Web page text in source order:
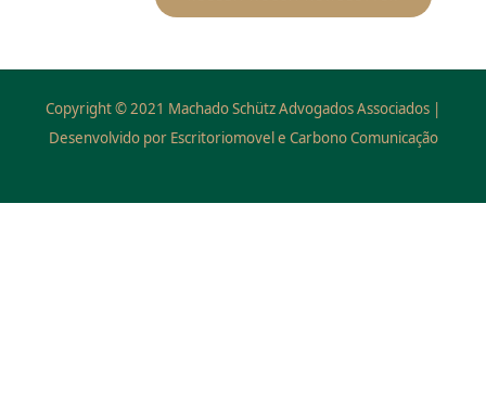
Copyright © 2021 Machado Schütz Advogados Associados |
Desenvolvido por Escritoriomovel e Carbono Comunicação